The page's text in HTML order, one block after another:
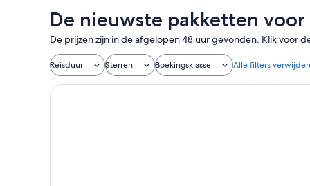
De nieuwste pakketten voor
De prijzen zijn in de afgelopen 48 uur gevonden. Klik voor
Reisduur Sterren Boekingsklasse Alle filters
Ciudad Condal